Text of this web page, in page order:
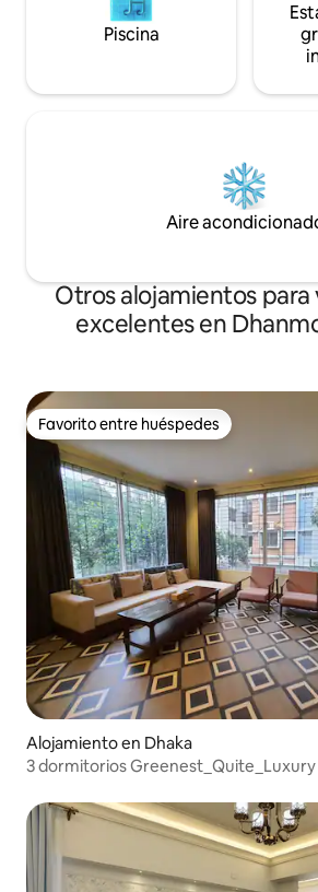
Piscina
Aire
Otros alojamientos para
excelentes en
Favorito entre huéspedes
Favorito entre huéspedes
Alojamiento en Dhaka
3 dormitorios Greenest_Quite_Luxury